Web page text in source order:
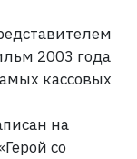
2003 года
кассовых
на
со